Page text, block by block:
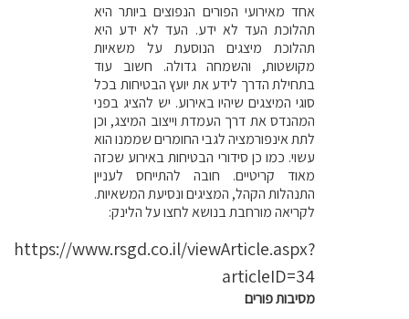
אחד מאירועי הפורים הנפוצים ביותר היא
תהלוכת העד לא ידע. העד לא ידע היא
תהלוכת מיצגים הנוסעת על משאיות
מקושטות, והשמחה גדולה. חשוב עוד
בתחילת הדרך לידע את יועץ הבטיחות בכל
סוגי המיצגים שיהיו באירוע. יש להציג בפני
המהנדס את דרך העמדת וייצוב המיצג, וכן
לתת אינפורמציה לגבי החומרים שממנו הוא
עשוי. כמו כן סידורי הבטיחות באירוע שכזה
מאוד קריטיים. חובה להתייחס לעניין
התנהלות הקהל, המציגים ונסיעת המשאיות.
לקריאה מורחבת בנושא לחצו על הלינק:
https://www.rsgd.co.il/viewArticle.aspx?
articleID=34
מסיבות פורים